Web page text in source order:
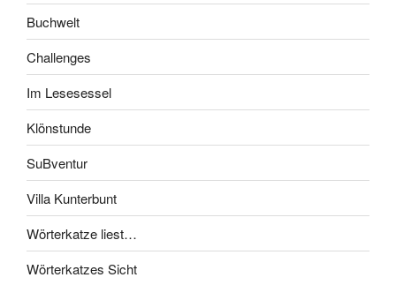
Buchwelt
Challenges
Im Lesesessel
Klönstunde
SuBventur
Villa Kunterbunt
Wörterkatze liest…
Wörterkatzes Sicht